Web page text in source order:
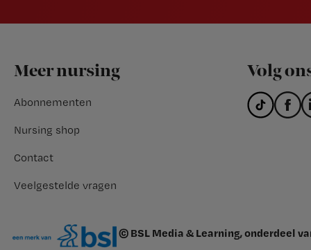
Footer
Meer nursing
Abonnementen
Nursing shop
Contact
Veelgestelde vragen
Volg
© BSL Media & Learning, onderdeel